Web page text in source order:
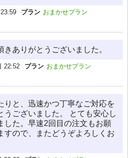
プラン おまかせプラン
ありがとうございました。
22:52 プラン おまかせプラン
りと、迅速かつ丁寧なご対応を
うございました。 とても安心し
した。早速2回目の注文もお願
すので、またどうぞよろしくお